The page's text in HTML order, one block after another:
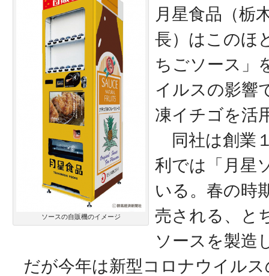
ソースの自販機のイメージ
月星食品（栃
長）はこのほ
ちごソース」
イルスの影響
凍イチゴを活
同社は創業
利では「月星
いる。春の時
売される、と
ソースを製造
だが今年は新型コロナウイル